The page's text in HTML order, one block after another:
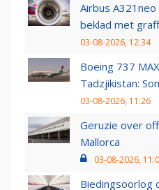
Airbus
beklad met
03-08-2026, 12:34
Boeing 737
Tadzjikistan:
03-08-2026, 11:26
Geruzie over
Mallorca
03-08-2026,
Biedingsoorlog